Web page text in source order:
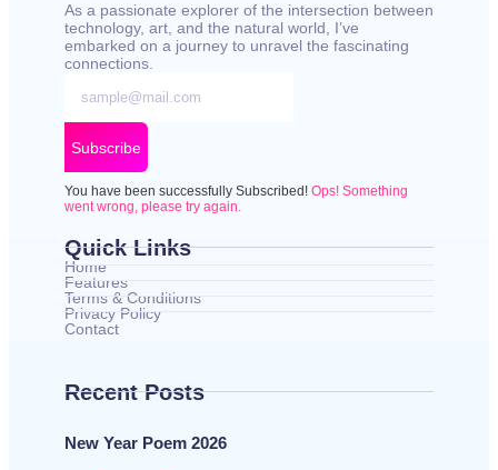
As a passionate explorer of the intersection between
technology, art, and the natural world, I’ve
embarked on a journey to unravel the fascinating
connections.
Subscribe
You have been successfully Subscribed! Ops! Something
went wrong, please try again.
Quick Links
Home
Features
Terms & Conditions
Privacy Policy
Contact
Recent Posts
New Year Poem 2026